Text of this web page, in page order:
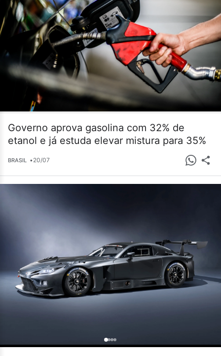
Governo aprova gasolina com 32% de
etanol e já estuda elevar mistura para 35%
BRASIL •20/07